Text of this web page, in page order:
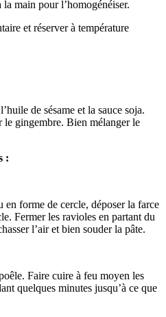
main pour l’homogénéiser.
et réserver à température
de sésame et la sauce soja.
le gingembre. Bien mélanger le
:
en forme de cercle, déposer la farce
Fermer les ravioles en partant du
l’air et bien souder la pâte.
Faire cuire à feu moyen les
quelques minutes jusqu’à ce que